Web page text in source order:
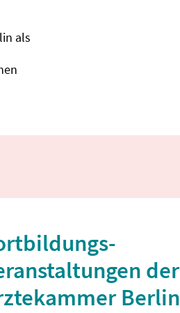
als
der
Berlin